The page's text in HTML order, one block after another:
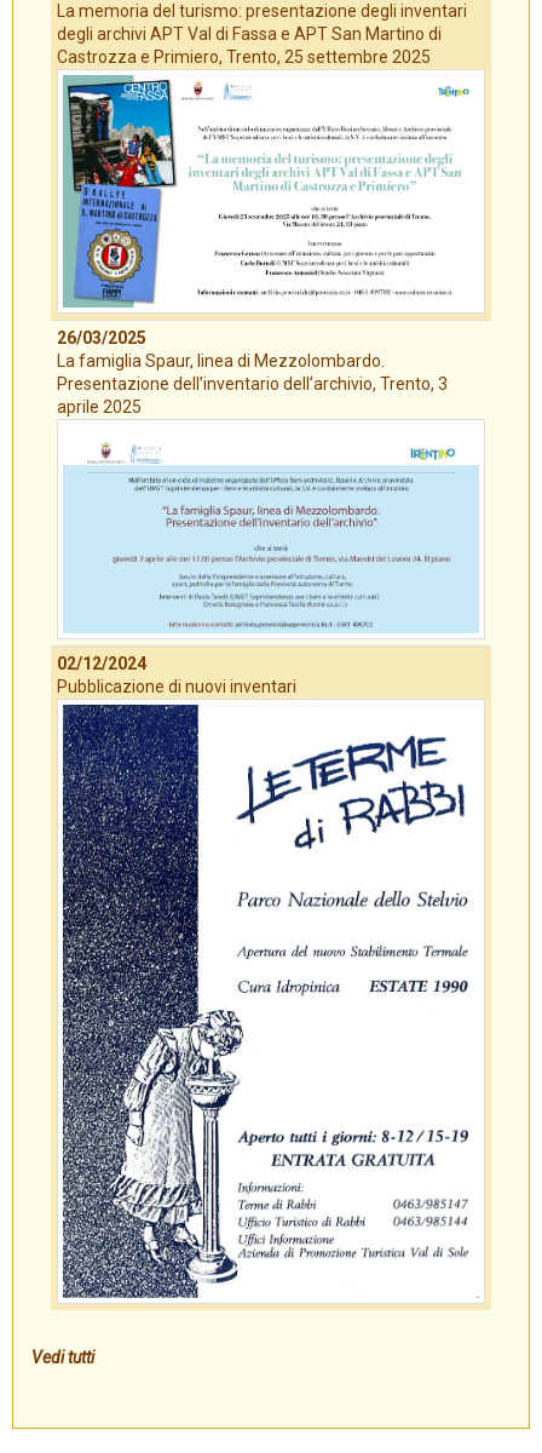
La memoria del turismo: presentazione degli inventari
degli archivi APT Val di Fassa e APT San Martino di
Castrozza e Primiero, Trento, 25 settembre 2025
26/03/2025
La famiglia Spaur, linea di Mezzolombardo.
Presentazione dell’inventario dell’archivio, Trento, 3
aprile 2025
02/12/2024
Pubblicazione di nuovi inventari
Vedi tutti